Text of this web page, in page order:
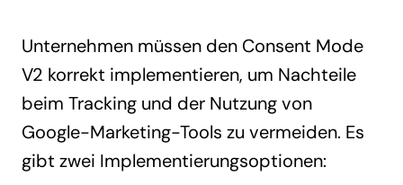
Unternehmen müssen den Consent Mode
V2 korrekt implementieren, um Nachteile
beim Tracking und der Nutzung von
Google-Marketing-Tools zu vermeiden. Es
gibt zwei Implementierungsoptionen: